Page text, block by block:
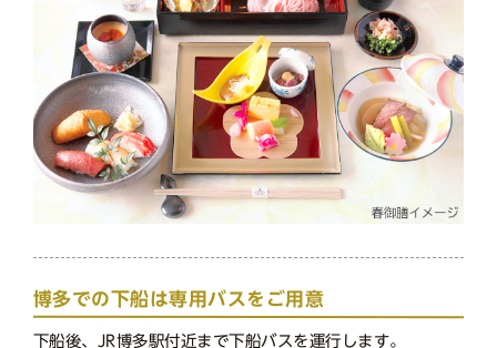
博多での下船は専用バスをご用意
下船後、JR博多駅付近まで下船バスを運行します。